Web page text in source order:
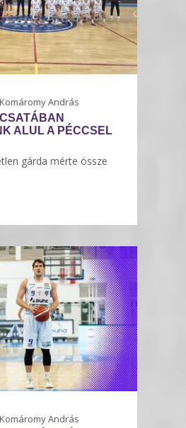
András
ALUL A PÉCCSEL
gárda mérte össze
András